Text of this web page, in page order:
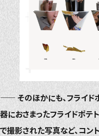
―― そのほかにも、フライ
器におさまったフライドポテ
で撮影された写真など、コン